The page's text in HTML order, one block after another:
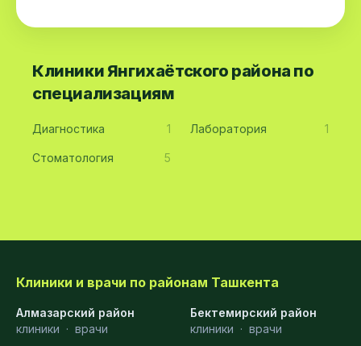
Клиники Янгихаётского района по
специализациям
Диагностика 1 Лаборатория 1
Стоматология 5
Клиники и врачи по районам Ташкента
Алмазарский район
клиники · врачи
Бектемирский район
клиники · врачи